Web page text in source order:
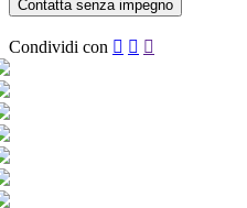
Condividi con   